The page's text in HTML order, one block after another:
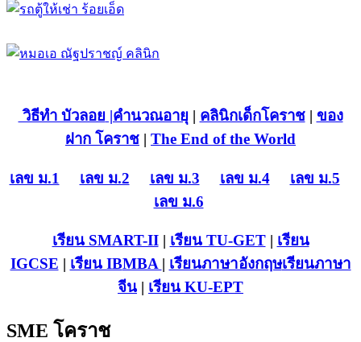
วิธีทำ บัวลอย |คำนวณอายุ | คลินิกเด็กโคราช| ของ
ฝาก โคราช | The End of the World
เลข ม.1 เลข ม.2 เลข ม.3 เลข ม.4
เลข ม.5
เลข ม.6
เรียน SMART-II| เรียน TU-GET| เรียน
IGCSE | เรียน IBMBA | เรียนภาษาอังกฤษเรียนภาษา
จีน | เรียน KU-EPT
SME โคราช